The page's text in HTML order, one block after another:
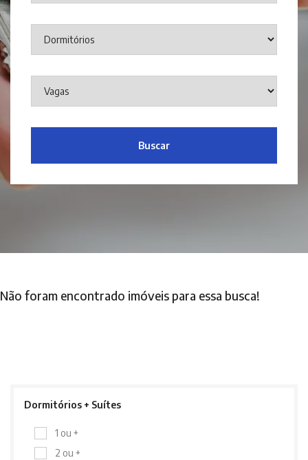
Buscar
Não foram encontrado imóveis para essa busca!
Dormitórios + Suítes
1 ou +
2 ou +